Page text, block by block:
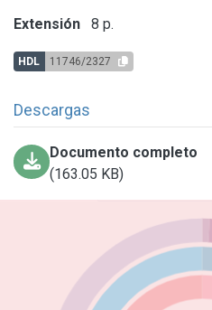
Extensión 8 p.
HDL 11746/2327
Descargas
Documento completo
(163.05 KB)